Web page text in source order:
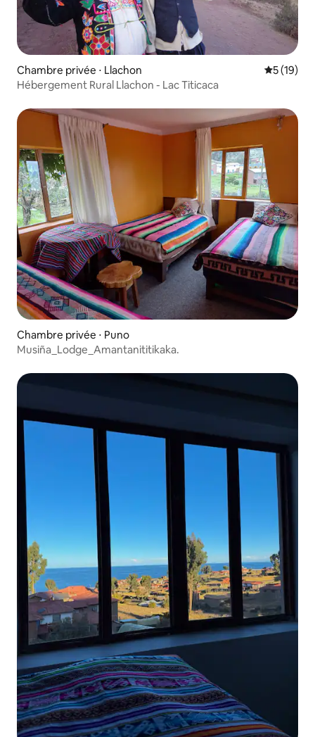
Chambre privée ⋅ Llachon
5 (19)
Hébergement Rural Llachon - Lac Titicaca
Chambre privée ⋅ Puno
Musiña_Lodge_Amantanititikaka.